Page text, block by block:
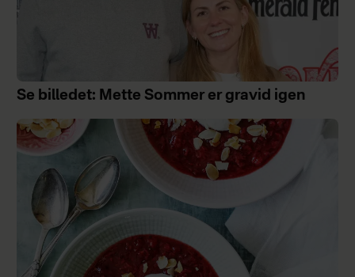
Se billedet: Mette Sommer er gravid igen